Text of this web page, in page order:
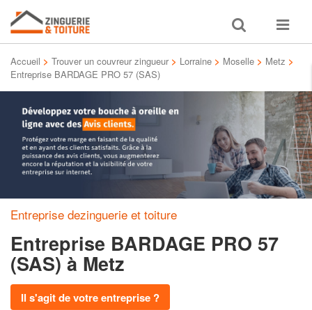
Toggle
search
Toggle
Accueil > Trouver un couvreur zingueur > Lorraine > Moselle > Metz >
Entreprise BARDAGE PRO 57 (SAS)
Entreprise dezinguerie et toiture
Entreprise BARDAGE PRO 57
(SAS)à Metz
Il s'agit de votre entreprise ?